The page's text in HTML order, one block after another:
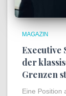
MAGAZIN
Executive
der
Grenzen
Eine Position